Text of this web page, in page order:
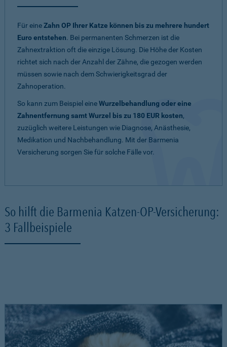
Für eineZahn OP Ihrer Katze können bis zu mehrere hundert
Euro entstehen. Bei permanenten Schmerzen ist die
Zahnextraktion oft die einzige Lösung. Die Höhe der Kosten
richtet sich nach der Anzahl der Zähne, die gezogen werden
müssen sowie nach dem Schwierigkeitsgrad der
Zahnoperation.
So kann zum Beispiel eineWurzelbehandlung oder eine
Zahnentfernung samt Wurzel bis zu 180 EUR kosten,
zuzüglich weitere Leistungen wie Diagnose, Anästhesie,
Medikation und Nachbehandlung. Mit der Barmenia
Versicherung sorgen Sie für solche Fälle vor.
So hilft die Barmenia Katzen-OP-Versicherung:
3 Fallbeispiele